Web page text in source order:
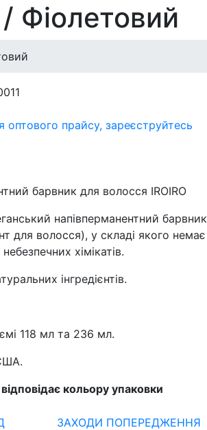
Фіолетовий
оптового прайсу, зареєструйтесь
барвник для волосся IROIRO
напівперманентний барвник
для волосся), у складі якого немає
хімікатів.
інгредієнтів.
118 мл та 236 мл.
відповідає кольору упаковки
ЗАХОДИ ПОПЕРЕДЖЕННЯ